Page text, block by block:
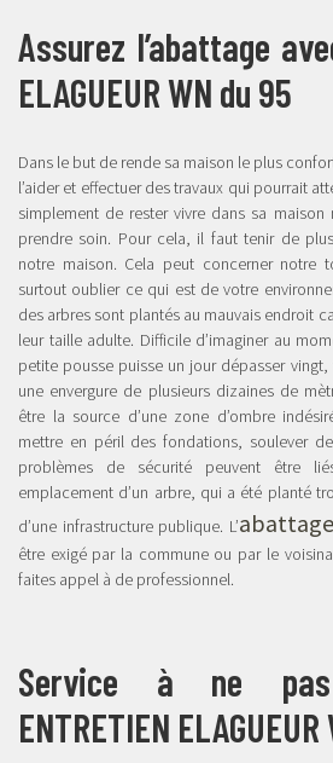
Assurez l’abattage
ELAGUEUR WN du 95
Dans le but de rende sa maison le plus
l’aider et effectuer des travaux qui pourrait
simplement de rester vivre dans sa
prendre soin. Pour cela, il faut tenir de
notre maison. Cela peut concerner notre
surtout oublier ce qui est de votre
des arbres sont plantés au mauvais endroit
leur taille adulte. Difficile d’imaginer au
petite pousse puisse un jour dépasser
une envergure de plusieurs dizaines de
être la source d’une zone d’ombre
mettre en péril des fondations, soulever
problèmes de sécurité peuvent être
emplacement d’un arbre, qui a été planté
d’une infrastructure publique. L’
être exigé par la commune ou par le
faites appel à de professionnel.
Service à ne
ENTRETIEN